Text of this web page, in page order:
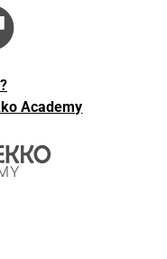
Academy